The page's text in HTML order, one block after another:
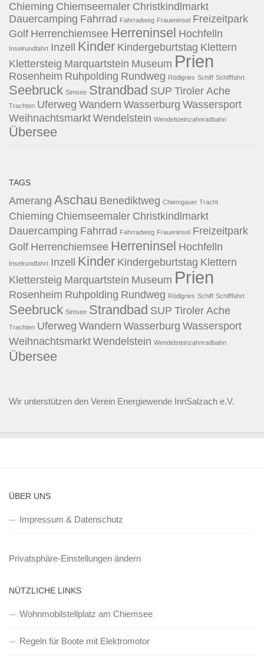
Chieming Chiemseemaler Christkindlmarkt
Dauercamping Fahrrad Fahrradweg Fraueninsel Freizeitpark
Golf Herrenchiemsee Herreninsel Hochfelln
Inselrundfahrt Inzell Kinder Kindergeburtstag Klettern
Klettersteig Marquartstein Museum Prien
Rosenheim Ruhpolding Rundweg Rödlgries Schiff Schifffahrt
Seebruck Simsee Strandbad SUP Tiroler Ache
Trachten Uferweg Wandern Wasserburg Wassersport
Weihnachtsmarkt Wendelstein Wendelsteinzahnradbahn
Übersee
TAGS
Amerang Aschau Benediktweg Chiemgauer Tracht
Chieming Chiemseemaler Christkindlmarkt
Dauercamping Fahrrad Fahrradweg Fraueninsel Freizeitpark
Golf Herrenchiemsee Herreninsel Hochfelln
Inselrundfahrt Inzell Kinder Kindergeburtstag Klettern
Klettersteig Marquartstein Museum Prien
Rosenheim Ruhpolding Rundweg Rödlgries Schiff Schifffahrt
Seebruck Simsee Strandbad SUP Tiroler Ache
Trachten Uferweg Wandern Wasserburg Wassersport
Weihnachtsmarkt Wendelstein Wendelsteinzahnradbahn
Übersee
Wir unterstützen den Verein Energiewende InnSalzach e.V.
ÜBER UNS
Impressum & Datenschutz
Privatsphäre-Einstellungen ändern
NÜTZLICHE LINKS
Wohnmobilstellplatz am Chiemsee
Regeln für Boote mit Elektromotor